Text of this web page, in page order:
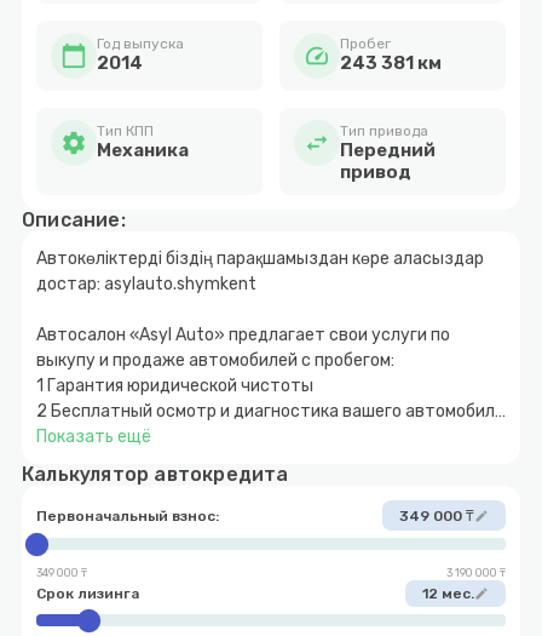
calendar_today Год выпуска
2014 speed Пробег
243 381 км
settings Тип КПП
Механика swap_horiz Тип привода
Передний
привод
Описание:
Автокөліктерді біздің парақшамыздан көре аласыздар
достар: asylauto.shymkent
Автосалон «Asyl Auto» предлагает свои услуги по
выкупу и продаже автомобилей с пробегом:
1 Гарантия юридической чистоты
2 Бесплатный осмотр и диагностика вашего автомобиля
3 Быстрое и прозрачное оформление
расчет
5 Возможность покупки авто в кредит с
первоначальным взносом от 10%
6 Обмен автомобиля с доплатой в обе стороны
7 Выкуп вашего автомобиля
Показать ещё
Калькулятор автокредита
Первоначальный взнос: 349 000 ₸edit
349 000 ₸ 3 190 000 ₸
Срок лизинга 12 мес.edit